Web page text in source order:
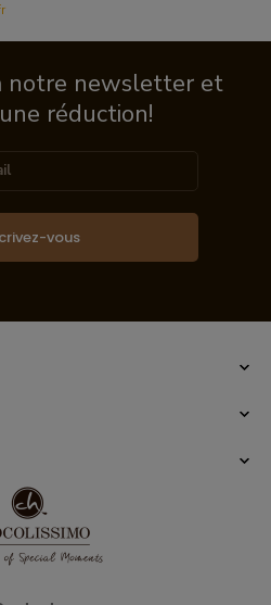
notre newsletter et
réduction!
vous